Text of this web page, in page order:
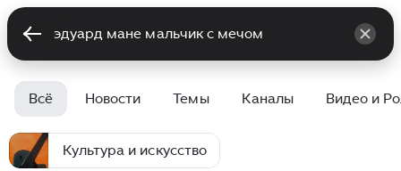
Всё Новости Темы Каналы Видео и
Культура и искусство